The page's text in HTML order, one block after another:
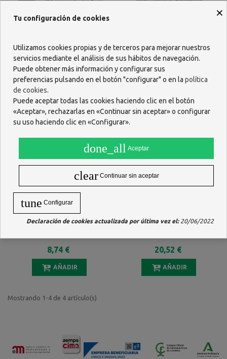
25,99 €
AÑADIR
15,57 €
AÑADIR
NEILMED NASAMIST EXTRA
8,74 €
AÑADIR
NEILMED SINUS RINSE NIÑOS
SOBRES
20,52 €
AÑADIR
Mostrando 1-4 de 4 artículo(s)
×
Tu configuración de cookies
Utilizamos cookies propias y de terceros para mejorar nuestros
servicios mediante el análisis de sus hábitos de navegación.
Puede obtener más información y configurar sus
preferencias pulsando en el botón "configurar" o en la política
de cookies.
Puede aceptar todas las cookies haciendo clic en el botón
«Aceptar», rechazarlas en «Continuar sin aceptar» o configurar
su uso haciendo clic en «Configurar».
done_all Aceptar
clear Continuar sin aceptar
tune Configurar
Declaración de cookies actualizada por última vez el:20/06/2022